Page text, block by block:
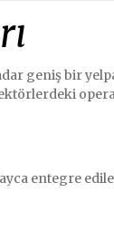
geniş bir
entegre